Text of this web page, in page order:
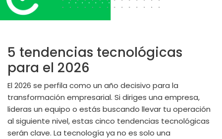
5 tendencias tecnológicas
para el 2026
El 2026 se perfila como un año decisivo para la
transformación empresarial. Si diriges una empresa,
lideras un equipo o estás buscando llevar tu operación
al siguiente nivel, estas cinco tendencias tecnológicas
serán clave. La tecnología ya no es solo una